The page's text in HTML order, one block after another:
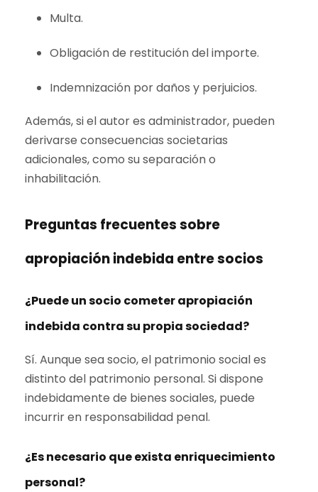
Multa.
Obligación de restitución del importe.
Indemnización por daños y perjuicios.
Además, si el autor es administrador, pueden
derivarse consecuencias societarias
adicionales, como su separación o
inhabilitación.
Preguntas frecuentes sobre
apropiación indebida entre socios
¿Puede un socio cometer apropiación
indebida contra su propia sociedad?
Sí. Aunque sea socio, el patrimonio social es
distinto del patrimonio personal. Si dispone
indebidamente de bienes sociales, puede
incurrir en responsabilidad penal.
¿Es necesario que exista enriquecimiento
personal?